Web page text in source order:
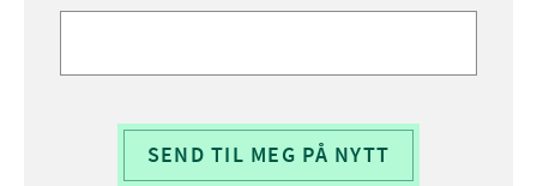
SEND TIL MEG PÅ NYTT